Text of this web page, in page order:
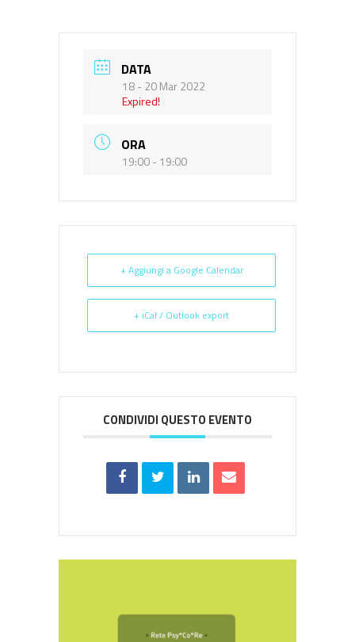
DATA
18 - 20 Mar 2022
Expired!
ORA
19:00 - 19:00
+ Aggiungi a Google Calendar
+ iCal / Outlook export
CONDIVIDI QUESTO EVENTO